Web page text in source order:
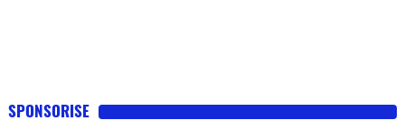
SPONSORISE